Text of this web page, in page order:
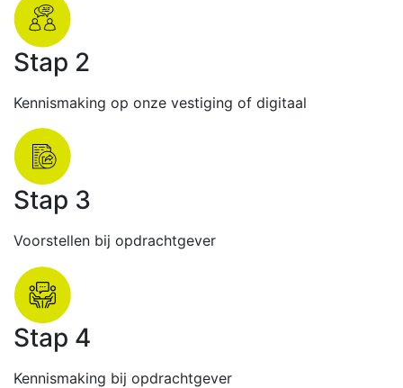
Stap 2
Kennismaking op onze vestiging of digitaal
Stap 3
Voorstellen bij opdrachtgever
Stap 4
Kennismaking bij opdrachtgever